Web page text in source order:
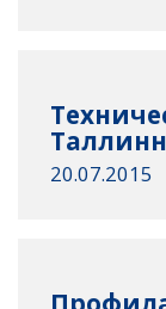
20.07.2015